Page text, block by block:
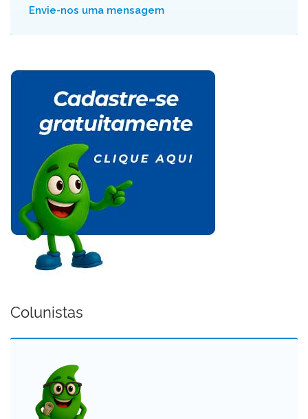
Envie-nos uma mensagem
Colunistas